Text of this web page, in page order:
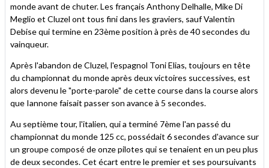
monde avant de chuter. Les français Anthony Delhalle, Mike Di
Meglio et Cluzel ont tous fini dans les graviers, sauf Valentin
Debise qui termine en 23ème position à près de 40 secondes du
vainqueur.
Après l'abandon de Cluzel, l'espagnol Toni Elias, toujours en tête
du championnat du monde après deux victoires successives, est
alors devenu le "porte-parole" de cette course dans la course alors
que Iannone faisait passer son avance à 5 secondes.
Au septième tour, l'italien, qui a terminé 7ème l'an passé du
championnat du monde 125 cc, possédait 6 secondes d'avance sur
un groupe composé de onze pilotes qui se tenaient en un peu plus
de deux secondes. Cet écart entre le premier et ses poursuivants